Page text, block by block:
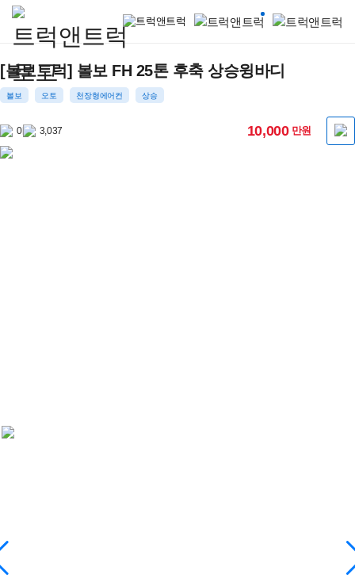
트럭앤트럭
|
중고
5톤트럭
[볼보트럭] 볼보 FH 25톤 후축 상승윙바디
볼보 오토 천장형에어컨 상승
0 3,037 10,000 만원